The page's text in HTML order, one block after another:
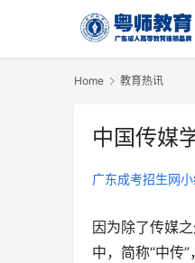
Home 教育热讯
中国传媒
广东成考招生网小
因为除了传媒
中，简称“中传”